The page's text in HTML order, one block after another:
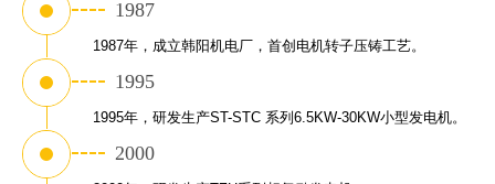
1987
1987年，成立韩阳机电厂，首创电机转子压铸工艺。
1995
1995年，研发生产ST-STC 系列6.5KW-30KW小型发电机。
2000